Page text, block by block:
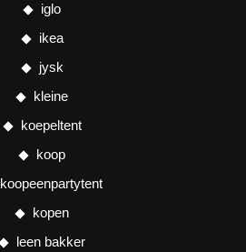
iglo
ikea
jysk
kleine
koepeltent
koop
koopeenpartytent
kopen
leen bakker